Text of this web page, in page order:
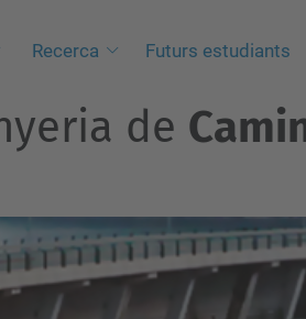
Recerca Futurs estudiants
de